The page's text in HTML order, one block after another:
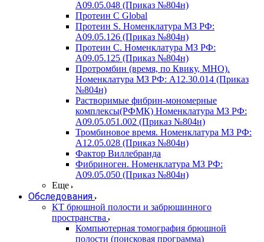
A09.05.048 (Приказ №804н)
Протеин C Global
Протеин S. Номенклатура МЗ РФ:
A09.05.126 (Приказ №804н)
Протеин С. Номенклатура МЗ РФ:
A09.05.125 (Приказ №804н)
Протромбин (время, по Квику, МНО).
Номенклатура МЗ РФ: A12.30.014 (Приказ
№804н)
Растворимые фибрин-мономерные
комплексы(РФМК) Номенклатура МЗ РФ:
A09.05.051.002 (Приказ №804н)
Тромбиновое время. Номенклатура МЗ РФ:
A12.05.028 (Приказ №804н)
Фактор Виллебранда
Фибриноген. Номенклатура МЗ РФ:
A09.05.050 (Приказ №804н)
Еще
Обследования
КТ брюшной полости и забрюшинного
пространства
Компьютерная томография брюшной
полости (поисковая программа)